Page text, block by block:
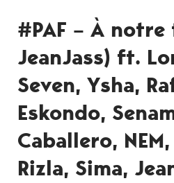
#PAF – À
JeanJass) ft.
Seven, Ysha,
Eskondo,
Caballero,
Rizla, Sima,